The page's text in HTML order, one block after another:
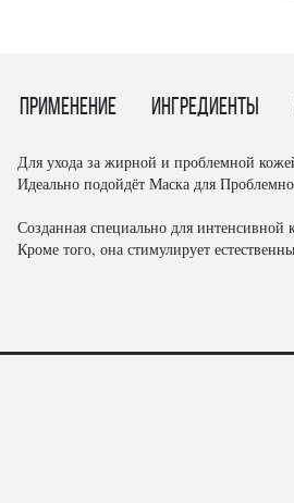
Применение Ингредиенты
Для ухода за жирной и проблемной
Идеально подойдёт Маска для
Созданная специально для
Кроме того, она стимулирует